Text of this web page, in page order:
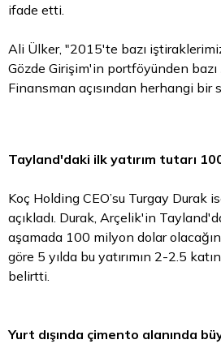
ifade etti.
Ali Ülker, "2015'te bazı
Gözde Girişim'in portföyünden bazı
Finansman açısından herhangi bir
Tayland'daki ilk yatırım tutarı
Koç Holding CEO’su Turgay Durak
açıkladı. Durak, Arçelik'in
aşamada 100 milyon dolar
göre 5 yılda bu yatırımın 2-2.5
belirtti.
Yurt dışında çimento alanında